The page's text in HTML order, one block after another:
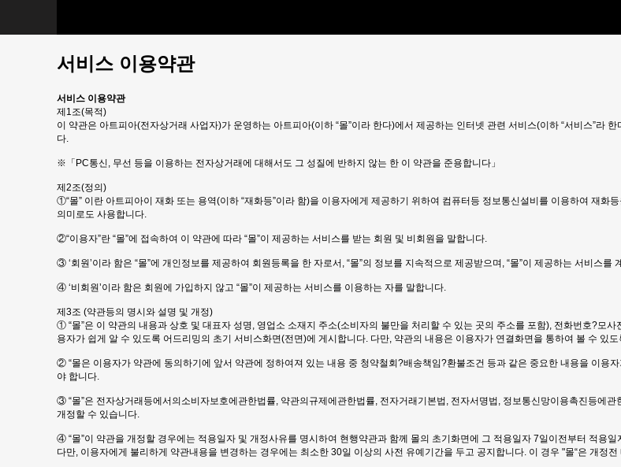
서비스 이용약관
서비스 이용약관
제1조(목적)
이 약관은 아트피아(전자상거래 사업자)가 운영하는 아트피아(이하 “몰”이라 한다)에서 제공하는 인터넷 관련 서비스(이하 “서비스”라
다.
※「PC통신, 무선 등을 이용하는 전자상거래에 대해서도 그 성질에 반하지 않는 한 이 약관을 준용합니다」
제2조(정의)
①“몰” 이란 아트피아이 재화 또는 용역(이하 “재화등”이라 함)을 이용자에게 제공하기 위하여 컴퓨터등 정보통신설비를 이용하여 재
의미로도 사용합니다.
②“이용자”란 “몰”에 접속하여 이 약관에 따라 “몰”이 제공하는 서비스를 받는 회원 및 비회원을 말합니다.
③ ‘회원’이라 함은 “몰”에 개인정보를 제공하여 회원등록을 한 자로서, “몰”의 정보를 지속적으로 제공받으며, “몰”이 제공하는 서비스
④ ‘비회원’이라 함은 회원에 가입하지 않고 “몰”이 제공하는 서비스를 이용하는 자를 말합니다.
제3조 (약관등의 명시와 설명 및 개정)
① “몰”은 이 약관의 내용과 상호 및 대표자 성명, 영업소 소재지 주소(소비자의 불만을 처리할 수 있는 곳의 주소를 포함), 전화번호?모
용자가 쉽게 알 수 있도록 어드리밍의 초기 서비스화면(전면)에 게시합니다. 다만, 약관의 내용은 이용자가 연결화면을 통하여 볼 수 있
② “몰은 이용자가 약관에 동의하기에 앞서 약관에 정하여져 있는 내용 중 청약철회?배송책임?환불조건 등과 같은 중요한 내용을 이용
야 합니다.
③ “몰”은 전자상거래등에서의소비자보호에관한법률, 약관의규제에관한법률, 전자거래기본법, 전자서명법, 정보통신망이용촉진등에
개정할 수 있습니다.
④ “몰”이 약관을 개정할 경우에는 적용일자 및 개정사유를 명시하여 현행약관과 함께 몰의 초기화면에 그 적용일자 7일이전부터 적용일
다만, 이용자에게 불리하게 약관내용을 변경하는 경우에는 최소한 30일 이상의 사전 유예기간을 두고 공지합니다. 이 경우 "몰“은 개정